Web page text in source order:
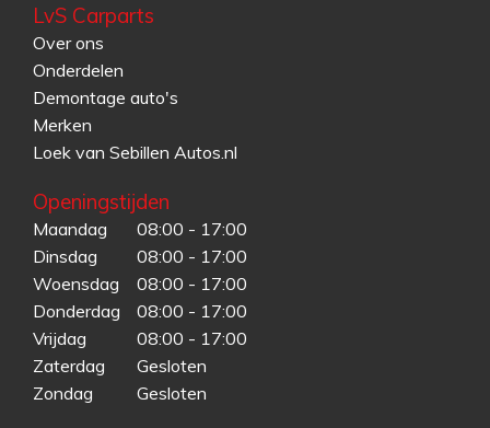
LvS Carparts
Over ons
Onderdelen
Demontage auto's
Merken
Loek van Sebillen Autos.nl
Openingstijden
Maandag
08:00 - 17:00
Dinsdag
08:00 - 17:00
Woensdag
08:00 - 17:00
Donderdag
08:00 - 17:00
Vrijdag
08:00 - 17:00
Zaterdag
Gesloten
Zondag
Gesloten